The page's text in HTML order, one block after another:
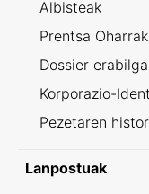
Albisteak
Prentsa Oharrak
Dossier
Korporazio-
Pezetaren
Lanpostuak